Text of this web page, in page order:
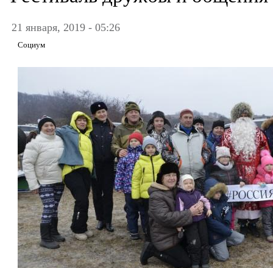
21 января, 2019 - 05:26
Социум